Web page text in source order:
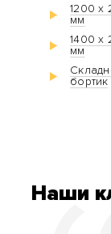
1200 х
мм
1400 х
мм
бортик
Наши